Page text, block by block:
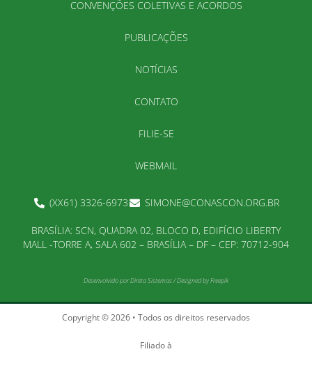
CONVENÇÕES COLETIVAS E ACORDOS
PUBLICAÇÕES
NOTÍCIAS
CONTATO
FILIE-SE
WEBMAIL
(XX61) 3326-6973 SIMONE@CONASCON.ORG.BR
BRASÍLIA: SCN, QUADRA 02, BLOCO D, EDIFÍCIO LIBERTY
MALL -TORRE A, SALA 602 – BRASÍLIA – DF – CEP: 70712-904
Desenvolvido porDireta Sistemas/Designed by Freepik
Copyright © 2026 • Todos os direitos reservados
Filiado à